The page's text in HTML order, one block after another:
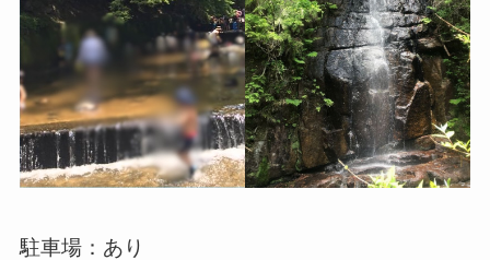
駐車場：あり